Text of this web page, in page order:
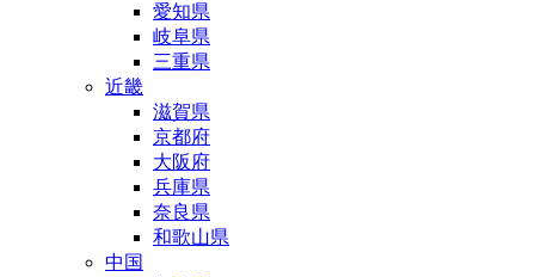
愛知県
岐阜県
三重県
近畿
滋賀県
京都府
大阪府
兵庫県
奈良県
和歌山県
中国